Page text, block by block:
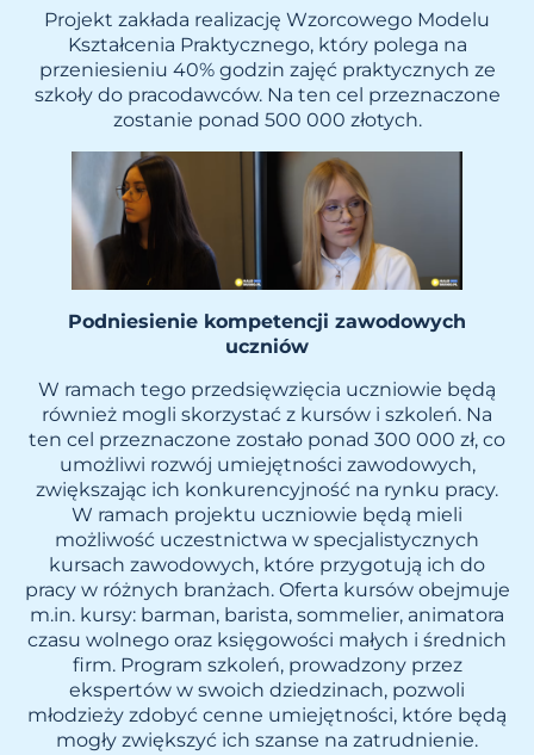
Projekt zakłada realizację Wzorcowego Modelu
Kształcenia Praktycznego, który polega na
przeniesieniu 40% godzin zajęć praktycznych ze
szkoły do pracodawców. Na ten cel przeznaczone
zostanie ponad 500 000 złotych.
Podniesienie kompetencji zawodowych
uczniów
W ramach tego przedsięwzięcia uczniowie będą
również mogli skorzystać z kursów i szkoleń. Na
ten cel przeznaczone zostało ponad 300 000 zł, co
umożliwi rozwój umiejętności zawodowych,
zwiększając ich konkurencyjność na rynku pracy.
W ramach projektu uczniowie będą mieli
możliwość uczestnictwa w specjalistycznych
kursach zawodowych, które przygotują ich do
pracy w różnych branżach. Oferta kursów obejmuje
m.in. kursy: barman, barista, sommelier, animatora
czasu wolnego oraz księgowości małych i średnich
firm. Program szkoleń, prowadzony przez
ekspertów w swoich dziedzinach, pozwoli
młodzieży zdobyć cenne umiejętności, które będą
mogły zwiększyć ich szanse na zatrudnienie.